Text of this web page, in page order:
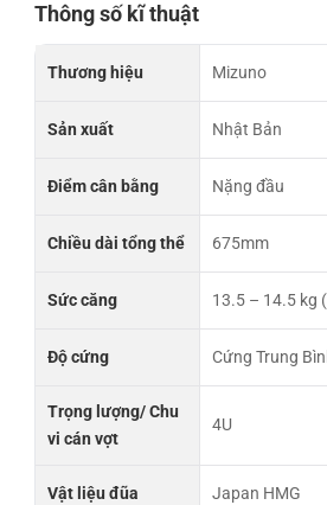
Thông số kĩ thuật
Thương hiệu Mizuno
Sản xuất Nhật Bản
Điểm cân bằng Nặng đầu
Chiều dài tổng thể 675mm
Sức căng 13.5 – 14.5 kg
Độ cứng Cứng Trung
Trọng lượng/ Chu
vi cán vợt
4U
Vật liệu đũa Japan HMG